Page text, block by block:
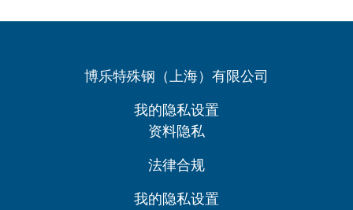
博乐特殊钢（上海）有限公司
我的隐私设置
资料隐私
法律合规
我的隐私设置